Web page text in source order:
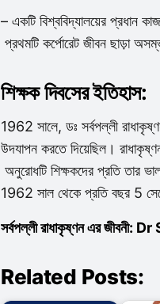
– একটি বিশ্ববিদ্যালয়ের প্রধান
প্রথমটি কর্পোরেট জীবন ছাড়া
শিক্ষক দিবসের ইতিহাস:
1962 সালে, ডঃ সর্বপল্লী
উদযাপন করতে দিয়েছিল।
অনুরোধটি শিক্ষকদের প্রতি তার
1962 সাল থেকে প্রতি বছর 5
সর্বপল্লী রাধাকৃষ্ণন এর
Related Posts: